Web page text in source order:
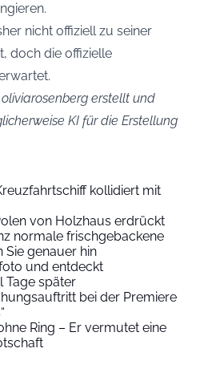
nicht offiziell zu seiner
doch die offizielle
erstellt und
KI für die Erstellung
kollidiert mit
von Holzhaus erdrückt
normale frischgebackene
Sie genauer hin
und entdeckt
Tage später
bei der Premiere
Ring – Er vermutet eine